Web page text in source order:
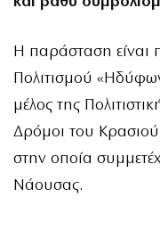
Η παράσταση είναι
Πολιτισμού
μέλος της
Δρόμοι του
στην οποία
Νάουσας.